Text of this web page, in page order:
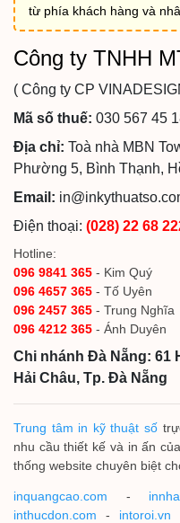
từ phía khách hàng và
Công ty TNHH
( Công ty CP
Mã số thuế: 030 567 45
Địa chỉ: Toà nhà MBN
Phường 5, Bình Thạnh,
Email:
Điện thoại: (028) 22 68
Hotline:
096 9841 365 - Kim Quý
096 4657 365 - Tố Uyên
096 2457 365 - Trung Nghĩa
096 4212 365 - Ánh Duyên
Chi nhánh Đà Nẵng: 61
Hải Châu, Tp. Đà Nẵng
Trung tâm in kỹ thuật số
nhu cầu thiết kế và in ấn
thống website chuyên biệt
inquangcao.com -
inthucdon.com - intoroi.vn